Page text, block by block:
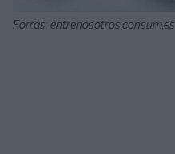
Forrás: entrenosotros.consum.es